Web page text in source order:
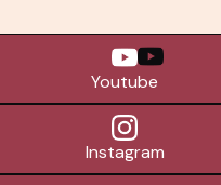
Youtube
Instagram